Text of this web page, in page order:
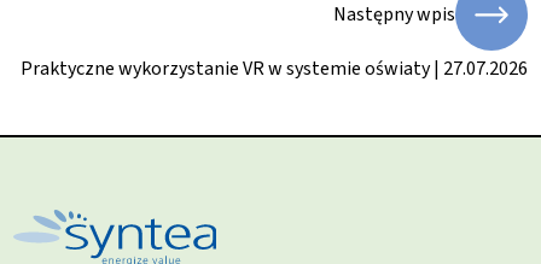
Następny wpis
Praktyczne wykorzystanie VR w systemie oświaty | 27.07.2026